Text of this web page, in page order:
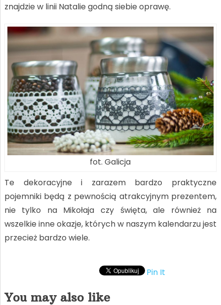
znajdzie w linii Natalie godną siebie oprawę.
fot. Galicja
Te dekoracyjne i zarazem bardzo praktyczne
pojemniki będą z pewnością atrakcyjnym prezentem,
nie tylko na Mikołaja czy święta, ale również na
wszelkie inne okazje, których w naszym kalendarzu jest
przecież bardzo wiele.
Pin It
You may also like